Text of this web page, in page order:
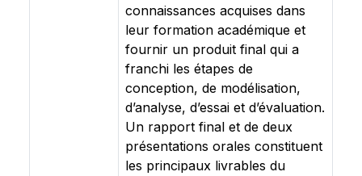
connaissances acquises dans
leur formation académique et
fournir un produit final qui a
franchi les étapes de
conception, de modélisation,
d’analyse, d’essai et d’évaluation.
Un rapport final et de deux
présentations orales constituent
les principaux livrables du